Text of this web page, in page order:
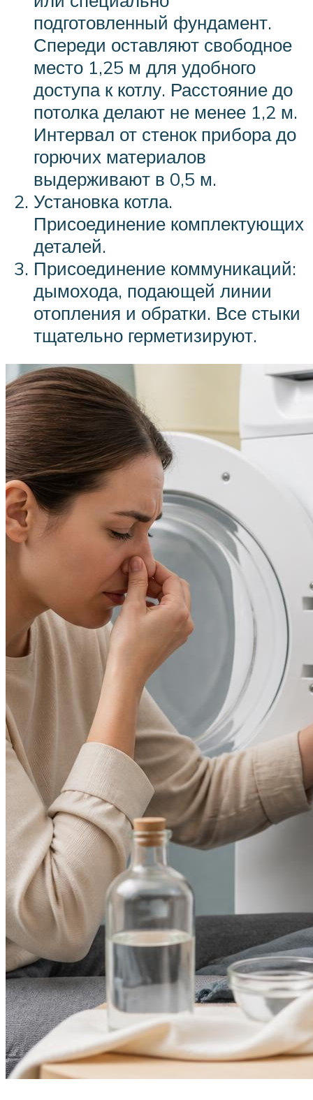
подготовленный фундамент.
Спереди оставляют свободное
место 1,25 м для удобного
доступа к котлу. Расстояние до
потолка делают не менее 1,2 м.
Интервал от стенок прибора до
горючих материалов
выдерживают в 0,5 м.
Установка котла.
Присоединение комплектующих
деталей.
Присоединение коммуникаций:
дымохода, подающей линии
отопления и обратки. Все стыки
тщательно герметизируют.